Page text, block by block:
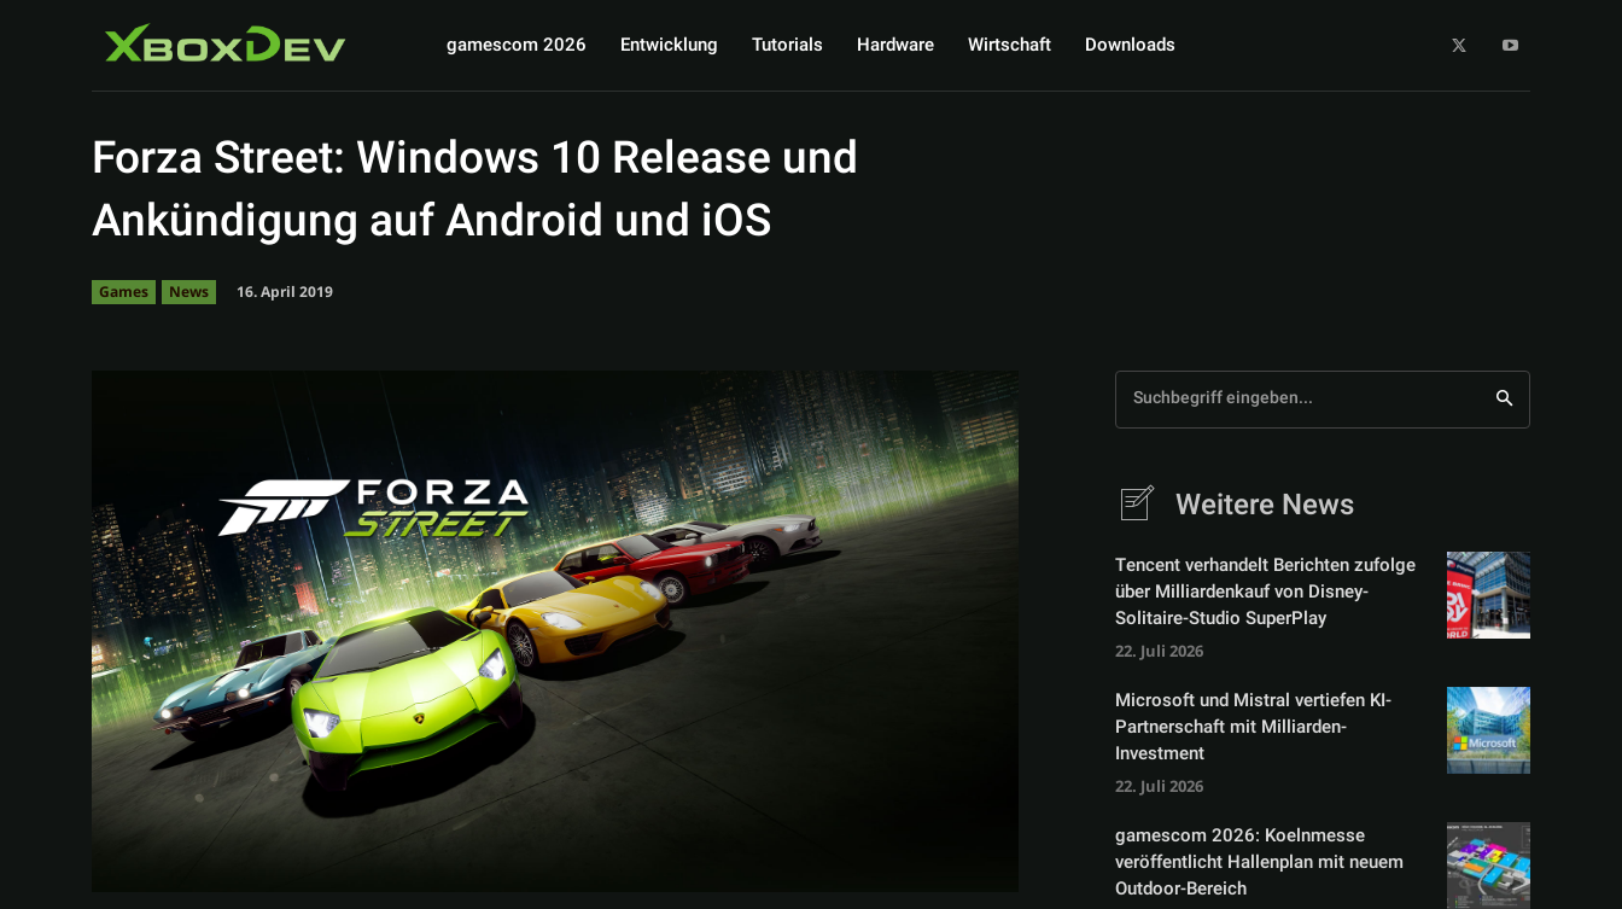
gamescom 2026 Entwicklung Tutorials Hardware Wirtschaft Downloads
Forza Street: Windows 10 Release und
Ankündigung auf Android und iOS
Games News 16. April 2019
Suchbegriff eingeben...
Weitere News
Tencent verhandelt Berichten zufolge
über Milliardenkauf von Disney-
Solitaire-Studio SuperPlay
22. Juli 2026
Microsoft und Mistral vertiefen KI-
Partnerschaft mit Milliarden-
Investment
22. Juli 2026
gamescom 2026: Koelnmesse
veröffentlicht Hallenplan mit neuem
Outdoor-Bereich